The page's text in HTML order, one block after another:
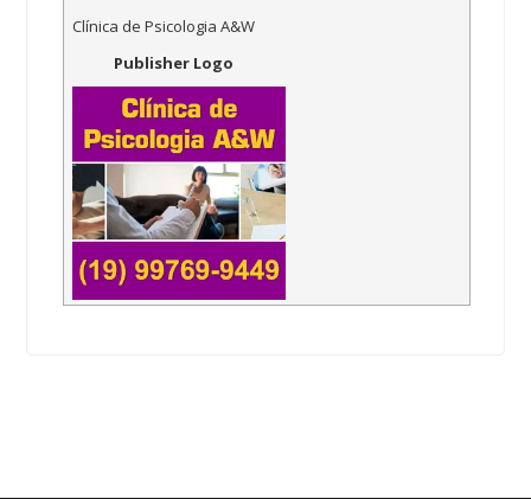
Clínica de Psicologia A&W
Publisher Logo